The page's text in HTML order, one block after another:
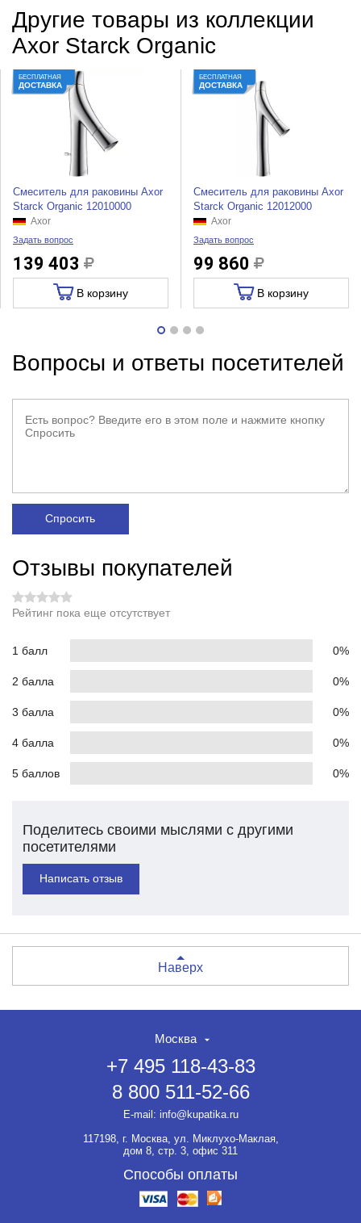
Другие товары из коллекции
Axor Starck Organic
БЕСПЛАТНАЯ
ДОСТАВКА
Смеситель для раковины Axor
Starck Organic 12010000
Axor
Задать вопрос
139 403
В корзину
БЕСПЛАТНАЯ
ДОСТАВКА
Смеситель для раковины Axor
Starck Organic 12012000
Axor
Задать вопрос
99 860
В корзину
Вопросы и ответы посетителей
Спросить
Отзывы покупателей
Рейтинг пока еще отсутствует
1 балл 0%
2 балла 0%
3 балла 0%
4 балла 0%
5 баллов 0%
Поделитесь своими мыслями с другими
посетителями
Написать отзыв
Наверх
Москва
+7 495 118-43-83
8 800 511-52-66
E-mail: info@kupatika.ru
117198, г. Москва, ул. Миклухо-Маклая,
дом 8, стр. 3, офис 311
Способы оплаты